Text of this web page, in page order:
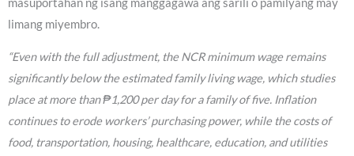
limang miyembro.
“Even with the full adjustment, the NCR minimum wage remains
significantly below the estimated family living wage, which studies
place at more than ₱1,200 per day for a family of five. Inflation
continues to erode workers’ purchasing power, while the costs of
food, transportation, housing, healthcare, education, and utilities